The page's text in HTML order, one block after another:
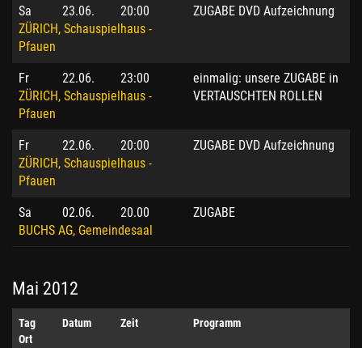
Sa 23.06.
20:00
ZÜRICH, Schauspielhaus -
Pfauen
ZUGABE DVD Aufzeichnung
Fr 22.06.
23:00
ZÜRICH, Schauspielhaus -
Pfauen
einmalig: unsere ZUGABE in
VERTAUSCHTEN ROLLEN
Fr 22.06.
20:00
ZÜRICH, Schauspielhaus -
Pfauen
ZUGABE DVD Aufzeichnung
Sa 02.06.
20.00
BUCHS AG, Gemeindesaal
ZUGABE
Mai 2012
Tag Datum
Zeit
Ort
Programm